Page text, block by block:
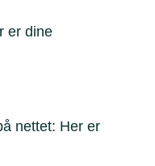
er dine
nettet: Her er